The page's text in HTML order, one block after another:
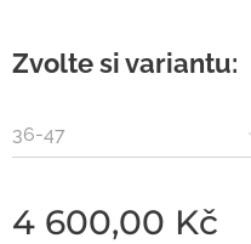
Zvolte si variantu:
36-47
4 600,00 Kč